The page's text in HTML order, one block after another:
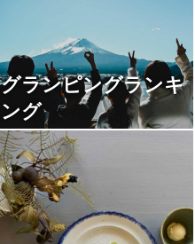
グランピングランキ
ング